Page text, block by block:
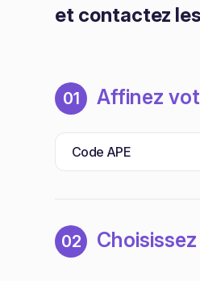
et contactez
01 Affinez
Code APE
02